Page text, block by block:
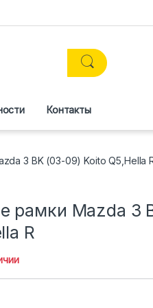
Контакты
3 BK (03-09) Koito Q5,Hella
рамки Mazda 3
R